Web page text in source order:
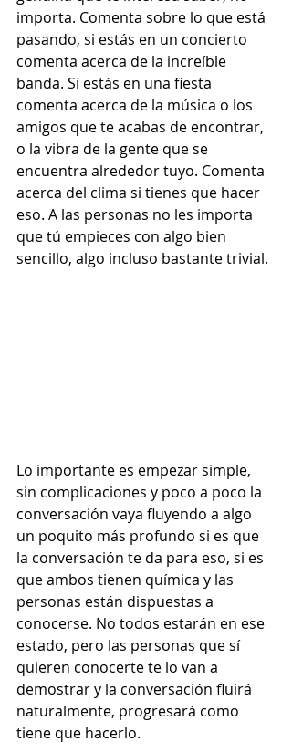
importa. Comenta sobre lo que está
pasando, si estás en un concierto
comenta acerca de la increíble
banda. Si estás en una fiesta
comenta acerca de la música o los
amigos que te acabas de encontrar,
o la vibra de la gente que se
encuentra alrededor tuyo. Comenta
acerca del clima si tienes que hacer
eso. A las personas no les importa
que tú empieces con algo bien
sencillo, algo incluso bastante trivial.
Lo importante es empezar simple,
sin complicaciones y poco a poco la
conversación vaya fluyendo a algo
un poquito más profundo si es que
la conversación te da para eso, si es
que ambos tienen química y las
personas están dispuestas a
conocerse. No todos estarán en ese
estado, pero las personas que sí
quieren conocerte te lo van a
demostrar y la conversación fluirá
naturalmente, progresará como
tiene que hacerlo.